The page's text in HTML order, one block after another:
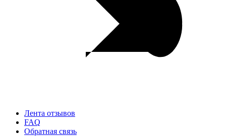
Лента отзывов
FAQ
Обратная связь